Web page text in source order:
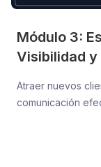
Módulo 3:
Visibilidad y
Atraer nuevos
comunicación